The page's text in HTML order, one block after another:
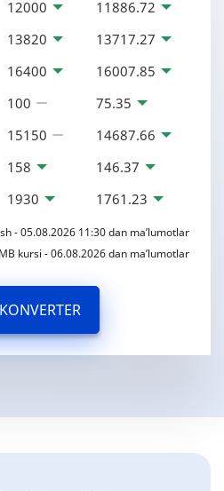
12000 11886.72
13820 13717.27
16400 16007.85
100 75.35
15150 14687.66
158 146.37
1930 1761.23
- 05.08.2026 11:30 dan ma’lumotlar
MB kursi - 06.08.2026 dan ma’lumotlar
KONVERTER